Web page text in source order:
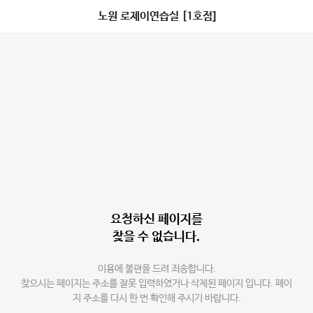
노원 로제이연습실 [1호점]
요청하신 페이지를
찾을 수 없습니다.
이용에 불편을 드려 죄송합니다.
찾으시는 페이지는 주소를 잘못 입력하였거나 삭제된 페이지 입니다. 페이
지 주소를 다시 한 번 확인해 주시기 바랍니다.